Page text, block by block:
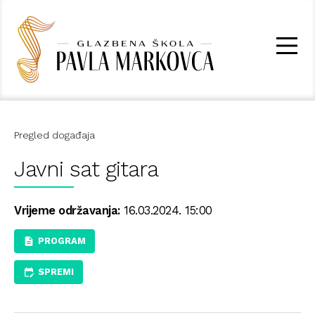
Pregled događaja
Javni sat gitara
Vrijeme održavanja:16.03.2024. 15:00
PROGRAM
SPREMI